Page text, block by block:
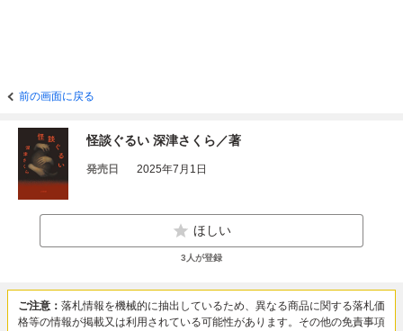
前の画面に戻る
怪談ぐるい 深津さくら／著
発売日 2025年7月1日
ほしい
3 人が登録
ご注意： 落札情報を機械的に抽出しているため、異なる商品に関する落札価
格等の情報が掲載又は利用されている可能性があります。その他の免責事項